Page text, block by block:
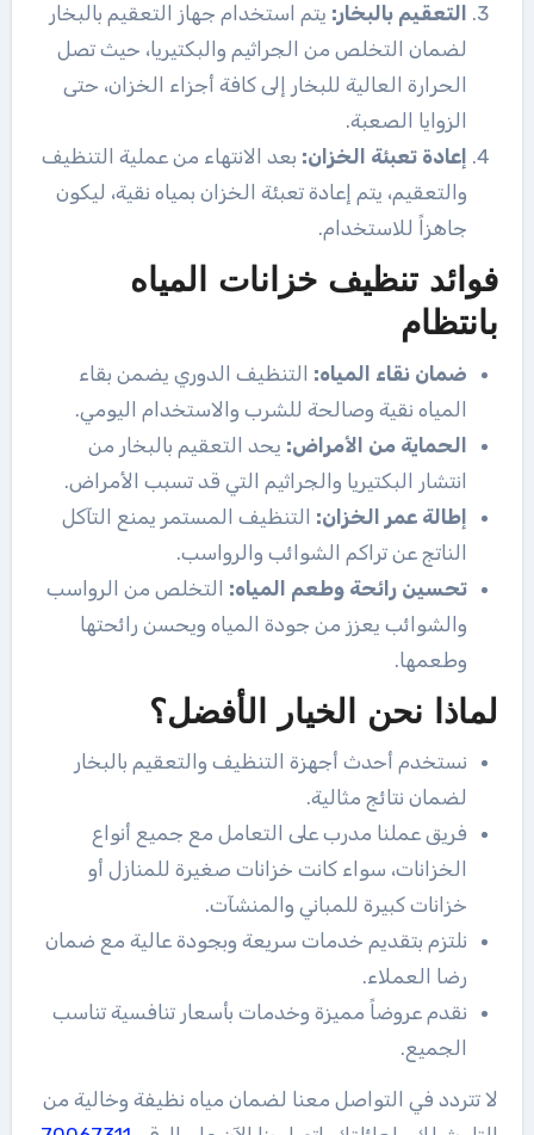
التعقيم بالبخار: يتم استخدام جهاز التعقيم بالبخار
لضمان التخلص من الجراثيم والبكتيريا، حيث تصل
الحرارة العالية للبخار إلى كافة أجزاء الخزان، حتى
الزوايا الصعبة.
إعادة تعبئة الخزان: بعد الانتهاء من عملية التنظيف
والتعقيم، يتم إعادة تعبئة الخزان بمياه نقية، ليكون
جاهزاً للاستخدام.
فوائد تنظيف خزانات المياه
بانتظام
ضمان نقاء المياه: التنظيف الدوري يضمن بقاء
المياه نقية وصالحة للشرب والاستخدام اليومي.
الحماية من الأمراض: يحد التعقيم بالبخار من
انتشار البكتيريا والجراثيم التي قد تسبب الأمراض.
إطالة عمر الخزان: التنظيف المستمر يمنع التآكل
الناتج عن تراكم الشوائب والرواسب.
تحسين رائحة وطعم المياه: التخلص من الرواسب
والشوائب يعزز من جودة المياه ويحسن رائحتها
وطعمها.
لماذا نحن الخيار الأفضل؟
نستخدم أحدث أجهزة التنظيف والتعقيم بالبخار
لضمان نتائج مثالية.
فريق عملنا مدرب على التعامل مع جميع أنواع
الخزانات، سواء كانت خزانات صغيرة للمنازل أو
خزانات كبيرة للمباني والمنشآت.
نلتزم بتقديم خدمات سريعة وبجودة عالية مع ضمان
رضا العملاء.
نقدم عروضاً مميزة وخدمات بأسعار تنافسية تناسب
الجميع.
لا تتردد في التواصل معنا لضمان مياه نظيفة وخالية من